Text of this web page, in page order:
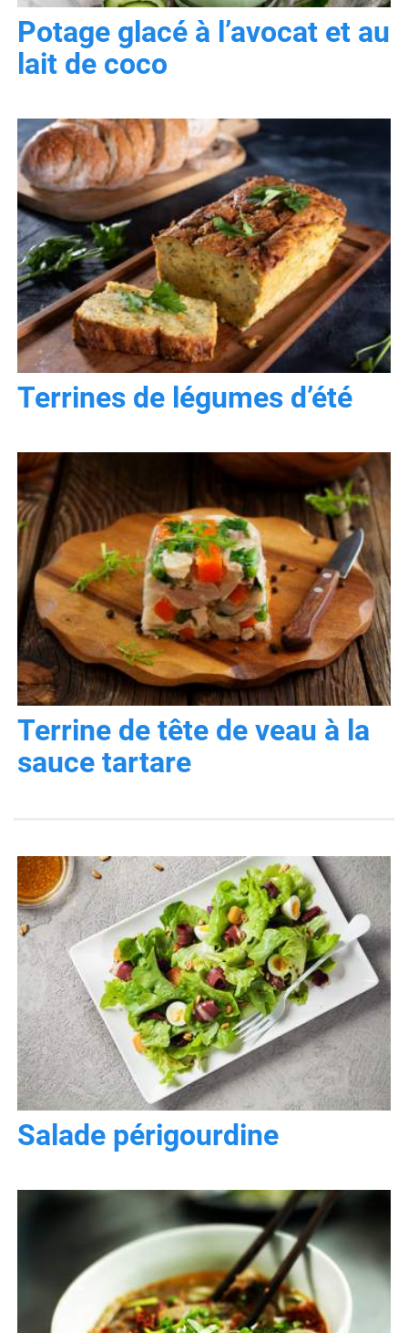
Potage glacé à l’avocat et au
lait de coco
Terrines de légumes d’été
Terrine de tête de veau à la
sauce tartare
Salade périgourdine